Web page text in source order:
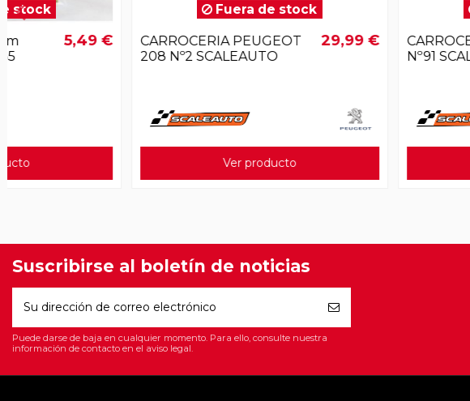
Fuera de stock
CARROCERIA PEUGEOT
208 Nº2 SCALEAUTO
29,99 €
Fuera de stock
CARROCERIA PORSCHE
Suscribirse al boletín de noticias
Puede darse de baja en cualquier momento. Para ello, consulte nuestra
información de contacto en el aviso legal.